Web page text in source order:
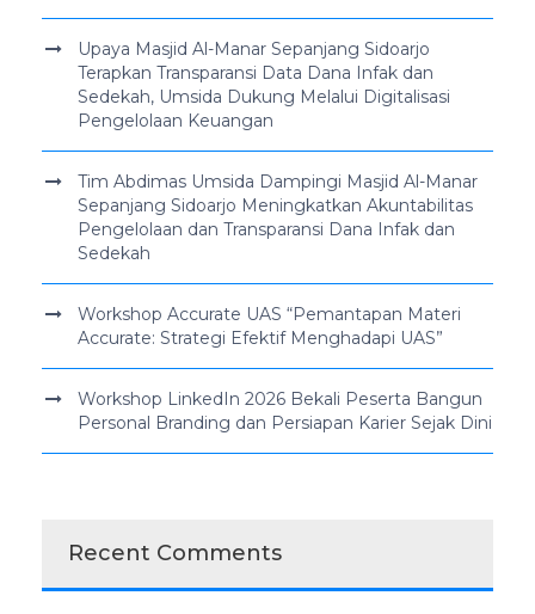
Upaya Masjid Al-Manar Sepanjang Sidoarjo
Terapkan Transparansi Data Dana Infak dan
Sedekah, Umsida Dukung Melalui Digitalisasi
Pengelolaan Keuangan
Tim Abdimas Umsida Dampingi Masjid Al-Manar
Sepanjang Sidoarjo Meningkatkan Akuntabilitas
Pengelolaan dan Transparansi Dana Infak dan
Sedekah
Workshop Accurate UAS “Pemantapan Materi
Accurate: Strategi Efektif Menghadapi UAS”
Workshop LinkedIn 2026 Bekali Peserta Bangun
Personal Branding dan Persiapan Karier Sejak Dini
Recent Comments